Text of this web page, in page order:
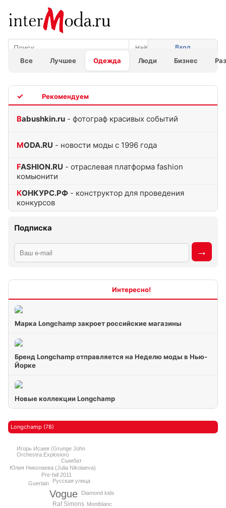
Все Лучшее Одежда Люди Бизнес
Вход
Babushkin.ru - фотограф красивых событий
MODA.RU - новости моды с 1996 года
FASHION.RU - отраслевая платформа fashion
комьюнити
КОНКУРС.РФ - конструктор для проведения
конкурсов
Подписка
Марка Longchamp закроет российские магазины
Бренд Longchamp отправляется на Неделю моды в Нью-
Йорке
Новые коллекции Longchamp
Longchamp (78)
Vogue
Raf Simons
Русская улица
Pre-fall 2011
Юлия Николаева (Julia Nikolaeva)
Игорь Исаев (Grunge John
Orchestra.Explosion)
Guerlain
Diamond kids
Сымбат
Montblanc